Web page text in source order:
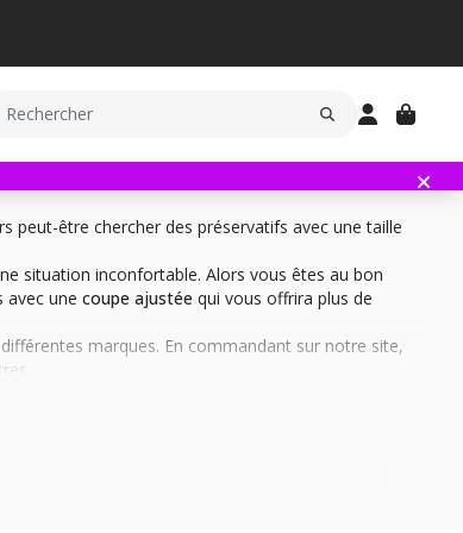
peut-être chercher des préservatifs avec une taille
situation inconfortable. Alors vous êtes au bon
avec une coupe ajustée qui vous offrira plus de
marques. En commandant sur notre site,
grandement vos